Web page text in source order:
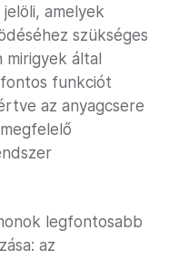
amelyek
szükséges
által
funkciót
az anyagcsere
legfontosabb
az